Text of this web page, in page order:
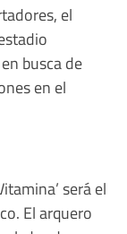
el
busca de
en el
será el
El arquero